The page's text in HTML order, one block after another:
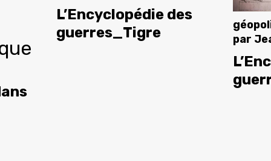
L’Encyclopédie des
guerres_Tigre
par